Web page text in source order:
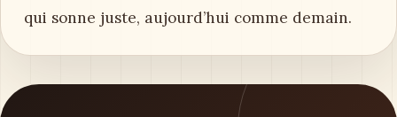
qui sonne juste, aujourd’hui comme demain.